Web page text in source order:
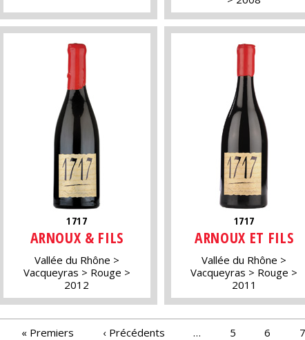
1717
ARNOUX & FILS
Vallée du Rhône
Vacqueyras
Rouge
2012
1717
ARNOUX ET FILS
Vallée du Rhône
Vacqueyras
Rouge
2011
PAGES
« Premiers ‹ Précédents … 5 6 7